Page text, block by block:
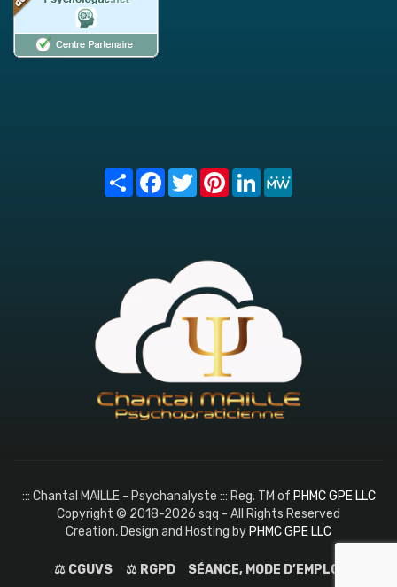
Share FacebookTwitterPinterest
LinkedIn
::: Chantal MAILLE - Psychanalyste ::: Reg. TM of PHMC GPE LLC
Copyright © 2018-2026 sqq - All Rights Reserved
Creation, Design and Hosting by PHMC GPE LLC
⚖️ CGUVS ⚖️ RGPD SÉANCE, MODE D’EMPLOI